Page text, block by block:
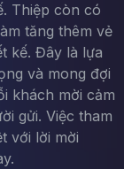
Thiệp còn có
tăng thêm vẻ
kế. Đây là lựa
và mong đợi
khách mời cảm
gửi. Việc tham
với lời mời